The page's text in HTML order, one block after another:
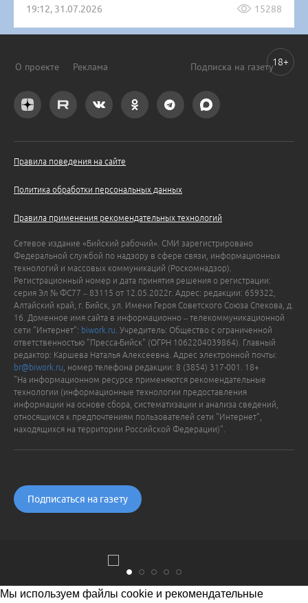
19:12, 31.07.2026 15288
О проекте Реклама Подписка на газету
Правила поведения на сайте
Политика обработки персональных данных
Правила применения рекомендательных технологий
Сетевое издание «Бийский рабочий». СМИ зарегистрировано
Федеральной службой по надзору в сфере связи, информационных
технологий и массовых коммуникаций (Роскомнадзор).
Регистрационный номер и дата принятия решения о регистрации:
серия Эл № ФС77 – 83115 от 12.05.2022г. Адрес: редакции: 659322,
Алтайский край, г. Бийск, ул. Имени Героя Советского Союза Спекова, д.
16. Доменное имя сайта в информационно – телекоммуникационной
сети "Интернет": biwork.ru . Учредитель: Общество с ограниченной
ответственностью "Пресса-Бийск" (ОГРН 1062204039864). Главный
редактор: Каршева Наталья Алексеевна. Адрес электронной почты:
br@biwork.ru , номер телефона редакции: 8 (3854) 317-001. 18+
"На информационном ресурсе применяются рекомендательные
технологии (информационные технологии предоставления
информации на основе сбора, систематизации и анализа сведений,
относящихся к предпочтениям пользователей сети "Интернет",
находящихся на территории Российской Федерации)".
Подписаться на газету
18+
Мы используем файлы cookie и рекомендательные